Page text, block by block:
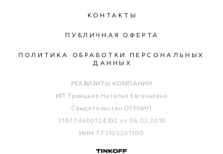
КОНТАКТЫ
ПУБЛИЧНАЯ ОФЕРТА
ПОЛИТИКА ОБРАБОТКИ ПЕРСОНАЛЬНЫХ
ДАННЫХ
РЕКВИЗИТЫ КОМПАНИИ
ИП Троицкая Наталья Евгеньевна
Свидетельство ОГРНИП
318774600124392 от 06.03.2018
ИНН 773103201100